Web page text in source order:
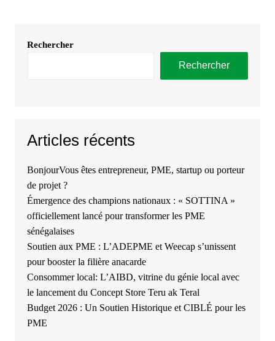
Rechercher
Rechercher
Articles récents
BonjourVous êtes entrepreneur, PME, startup ou porteur
de projet ?
Émergence des champions nationaux : « SOTTINA »
officiellement lancé pour transformer les PME
sénégalaises
Soutien aux PME : L’ADEPME et Weecap s’unissent
pour booster la filière anacarde
Consommer local: L’AIBD, vitrine du génie local avec
le lancement du Concept Store Teru ak Teral
Budget 2026 : Un Soutien Historique et CIBLÉ pour les
PME